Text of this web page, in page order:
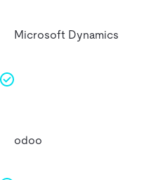
Microsoft Dynamics
odoo